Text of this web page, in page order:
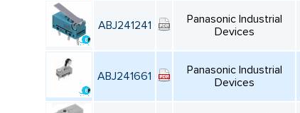
ABJ241241
Panasonic Industrial
Devices
ABJ241661
Panasonic Industrial
Devices